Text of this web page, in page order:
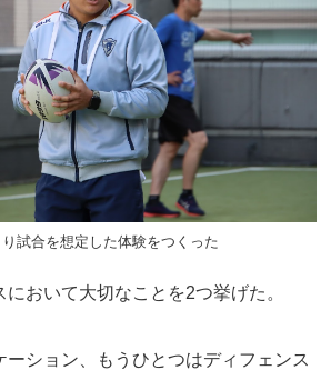
試合を想定した体験をつくった
おいて大切なことを2つ挙げた。
ーション、もうひとつはディフェンス